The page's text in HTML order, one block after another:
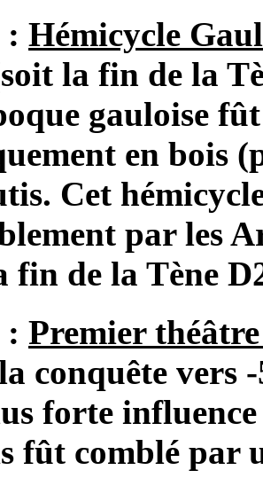
: Hémicycle
la fin de la
gauloise
en bois
Cet
par les
fin de la Tène
: Premier
conquête vers
forte
fût comblé par